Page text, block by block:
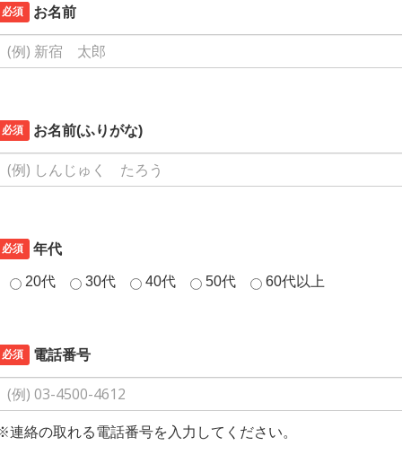
必須 お名前
必須 お名前(ふりがな)
必須 年代
20代 30代 40代 50代 60代以上
必須 電話番号
連絡の取れる電話番号を入力してください。